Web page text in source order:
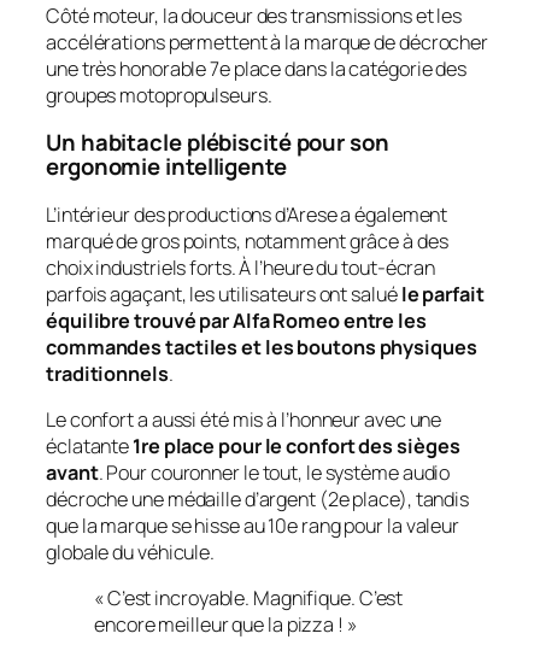
Côté moteur, la douceur des transmissions et les
accélérations permettent à la marque de décrocher
une très honorable 7e place dans la catégorie des
groupes motopropulseurs.
Un habitacle plébiscité pour son
ergonomie intelligente
L’intérieur des productions d’Arese a également
marqué de gros points, notamment grâce à des
choix industriels forts. À l’heure du tout-écran
parfois agaçant, les utilisateurs ont saluéle parfait
équilibre trouvé par Alfa Romeo entre les
commandes tactiles et les boutons physiques
traditionnels.
Le confort a aussi été mis à l’honneur avec une
éclatante1re place pour le confort des sièges
avant. Pour couronner le tout, le système audio
décroche une médaille d’argent (2e place), tandis
que la marque se hisse au 10e rang pour la valeur
globale du véhicule.
« C’est incroyable. Magnifique. C’est
encore meilleur que la pizza ! »